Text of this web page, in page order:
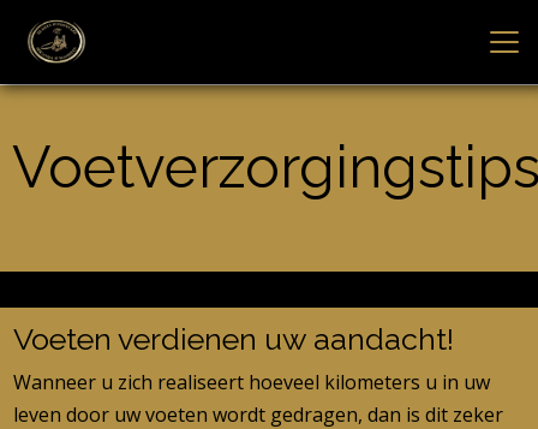
Voeten verdienen uw aandacht!
Wanneer u zich realiseert hoeveel kilometers u in uw
leven door uw voeten wordt gedragen, dan is dit zeker